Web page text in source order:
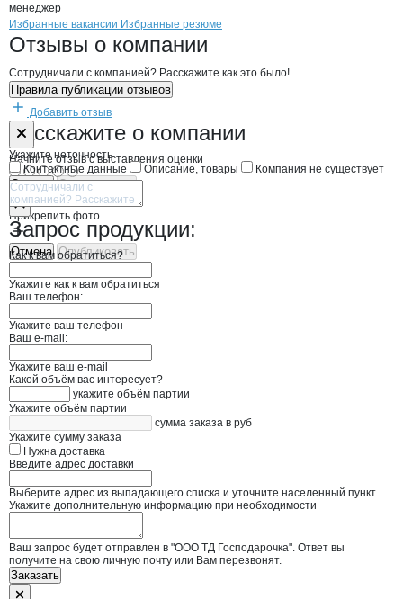
менеджер
Брендыкомпани ТД Господарочка
Вакансии вТД Господарочка
Избранные вакансии Избранные резюме
Новости oТД Господарочка, ООО
Отзывы о компании
Сотрудничали с компанией? Расскажите как это было!
Правила публикации отзывов
Добавить отзыв
Расскажите о компании
Начните отзыв с выставления оценки
Прикрепить фото
Отмена Опубликовать
Форма обратной связи о неточностях
Укажите неточность
Контактные данные
Описание, товары Компания не существует
Отмена Опубликовать
Запрос продукции:
Как к вам обратиться?
Укажите как к вам обратиться
Ваш телефон:
Укажите ваш телефон
Ваш e-mail:
Укажите ваш e-mail
Какой объём вас интересует?
укажите объём партии
Укажите объём партии
сумма заказа в руб
Укажите сумму заказа
Нужна доставка
Введите адрес доставки
Выберите адрес из выпадающего списка и уточните населенный пункт
Укажите дополнительную информацию при необходимости
Ваш запрос будет отправлен в "ООО ТД Господарочка". Ответ вы
получите на свою личную почту или Вам перезвонят.
Заказать